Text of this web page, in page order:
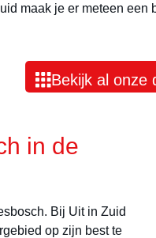
maak je er meteen
Bekijk al onze
in de
Bij Uit in Zuid
op zijn best te